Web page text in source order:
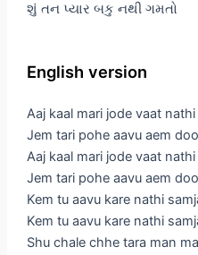
શું તન પ્યાર બકુ નથી ગમતો
English version
Aaj kaal mari jode vaat
Jem tari pohe aavu aem
Aaj kaal mari jode vaat
Jem tari pohe aavu aem
Kem tu aavu kare nathi
Kem tu aavu kare nathi
Shu chale chhe tara man